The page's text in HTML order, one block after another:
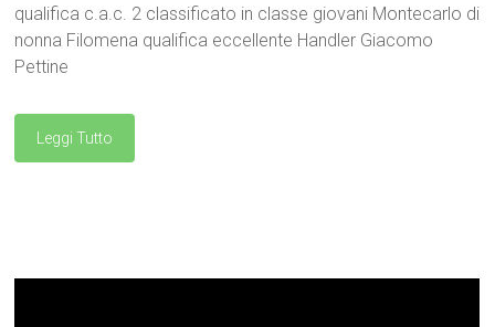
qualifica c.a.c. 2 classificato in classe giovani Montecarlo di
nonna Filomena qualifica eccellente Handler Giacomo
Pettine
Leggi Tutto